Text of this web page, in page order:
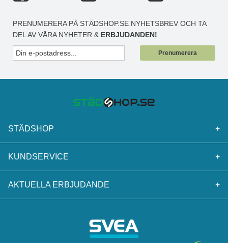
PRENUMERERA PÅ STÄDSHOP.SE NYHETSBREV OCH TA
DEL AV VÅRA NYHETER & ERBJUDANDEN!
Prenumerera
STÄDSHOP +
KUNDSERVICE +
AKTUELLA ERBJUDANDE +